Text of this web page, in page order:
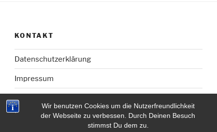
Wir benutzen Cookies um die Nutzerfreundlichkeit
der Webseite zu verbessen. Durch Deinen Besuch
stimmst Du dem zu.
KONTAKT
Datenschutzerklärung
Impressum
Mit Stolz präsentiert von WordPress